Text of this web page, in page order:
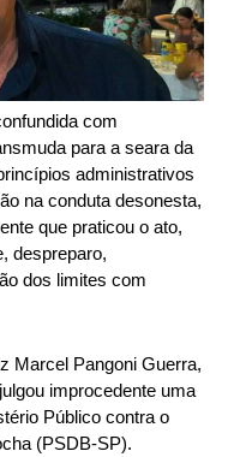
com
para a seara da
administrativos
na conduta desonesta,
que praticou o ato,
despreparo,
dos limites com
Marcel Pangoni Guerra,
improcedente uma
Público contra o
(PSDB-SP).